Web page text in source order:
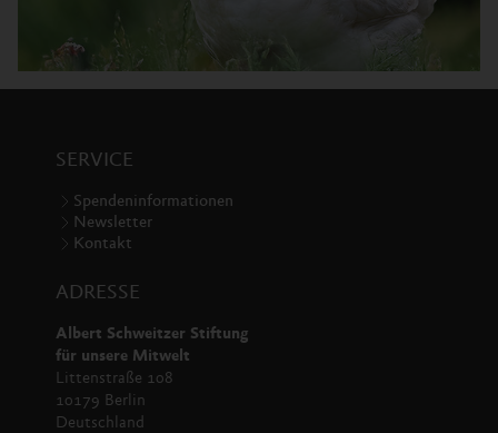
SERVICE
Spendeninformationen
Newsletter
Kontakt
ADRESSE
Albert Schweitzer Stiftung
für unsere Mitwelt
Littenstraße 108
10179 Berlin
Deutschland